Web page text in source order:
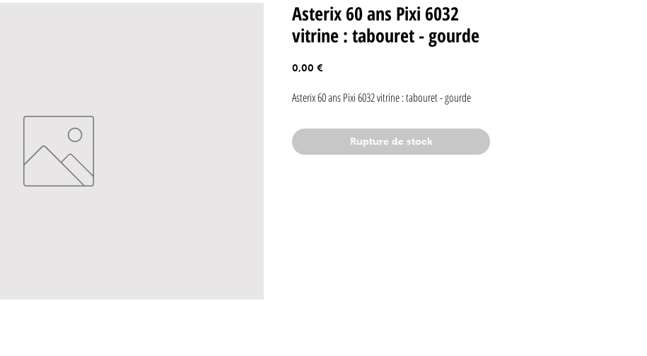
Asterix 60 ans Pixi 6032
vitrine : tabouret - gourde
0,00 €
Asterix 60 ans Pixi 6032 vitrine : tabouret - gourde
Rupture de stock